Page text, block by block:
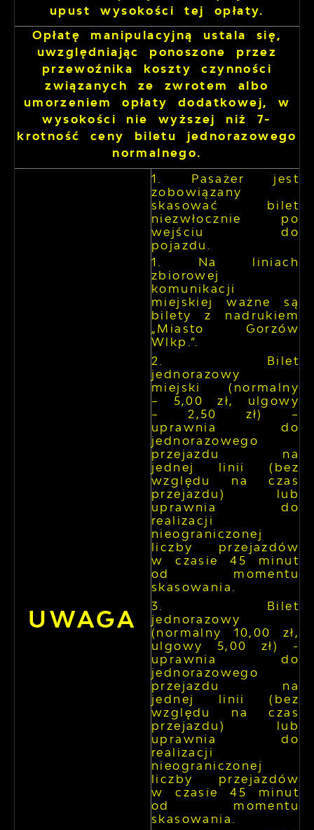
upust wysokości tej opłaty.
Opłatę manipulacyjną ustala się,
uwzględniając ponoszone przez
przewoźnika koszty czynności
związanych ze zwrotem albo
umorzeniem opłaty dodatkowej, w
wysokości nie wyższej niż 7-
krotność ceny biletu jednorazowego
normalnego.
UWAGA
Pasażer jest
zobowiązany
skasować bilet
niezwłocznie po
wejściu do
pojazdu.
Na liniach
zbiorowej
komunikacji
miejskiej ważne są
bilety z nadrukiem
„Miasto Gorzów
Wlkp.”.
Bilet
jednorazowy
miejski (normalny
– 5,00 zł, ulgowy
– 2,50 zł) –
uprawnia do
jednorazowego
przejazdu na
jednej linii (bez
względu na czas
przejazdu) lub
uprawnia do
realizacji
nieograniczonej
liczby przejazdów
w czasie 45 minut
od momentu
skasowania.
Bilet
jednorazowy
(normalny 10,00 zł,
ulgowy 5,00 zł) -
uprawnia do
jednorazowego
przejazdu na
jednej linii (bez
względu na czas
przejazdu) lub
uprawnia do
realizacji
nieograniczonej
liczby przejazdów
w czasie 45 minut
od momentu
skasowania.